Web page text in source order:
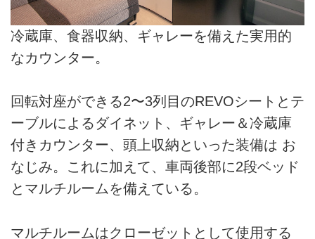
冷蔵庫、食器収納、ギャレーを備えた実用的
なカウンター。
回転対座ができる2〜3列目のREVOシートとテ
ーブルによるダイネット、ギャレー＆冷蔵庫
付きカウンター、頭上収納といった装備は お
なじみ。これに加えて、車両後部に2段ベッド
とマルチルームを備えている。
マルチルームはクローゼットとして使用する